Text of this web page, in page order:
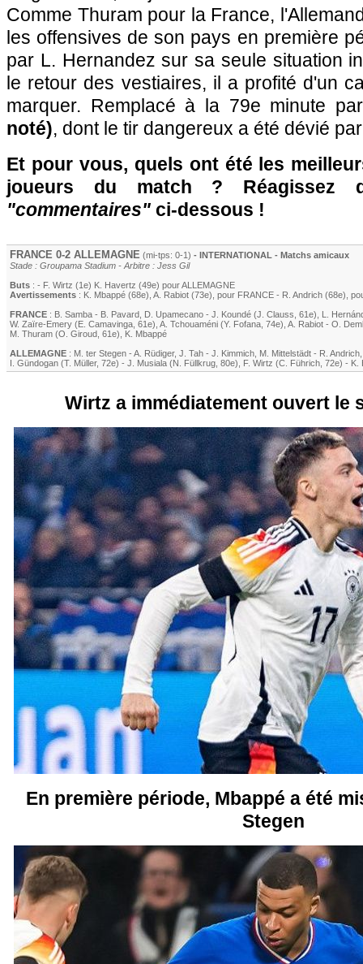
Comme Thuram pour la France,
les offensives de son pays en première
par L. Hernandez sur sa seule situation
le retour des vestiaires, il a profité d'un
marquer. Remplacé à la 79e minute
noté), dont le tir dangereux a été dévié
Et pour vous, quels ont été les
joueurs du match ? Réagissez
"commentaires" ci-dessous !
FRANCE 0-2 ALLEMAGNE (mi-tps: 0-1) - INTERNATIONAL - Matchs amicaux
Stade : Groupama Stadium - Arbitre : Jess Gil
Buts : - F. Wirtz (1e) K. Havertz (49e) pour ALLEMAGNE
Avertissements : K. Mbappé (68e) A. Rabiot (73e) , pour FRANCE - R. Andrich (68e) ,
FRANCE : B. Samba - B. Pavard D. Upamecano - J. Koundé (J. Clauss , 61e)
L.
W. Zaïre-Emery (E. Camavinga , 61e) A. Tchouaméni (Y. Fofana , 74e) A. Rabiot - O.
M. Thuram (O. Giroud , 61e)
K. Mbappé
ALLEMAGNE : M. ter Stegen - A. Rüdiger, J. Tah - J. Kimmich M. Mittelstädt - R. Andrich
I. Gündogan (T. Müller, 72e) - J. Musiala (N. Füllkrug , 80e) F. Wirtz (C. Führich , 72e) - K.
Wirtz a immédiatement ouvert le
En première période, Mbappé a été
Stegen